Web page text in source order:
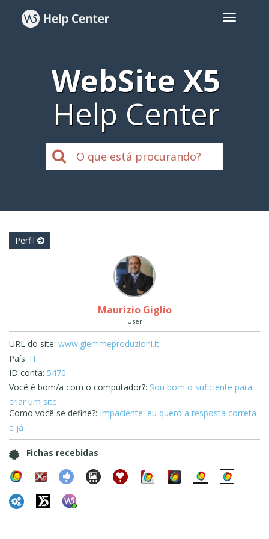
WebSite X5
Help Center
Perfil
Maurizio Giglio
User
URL do site: www.giemmeproduzioni.it
País: IT
ID conta: 5470
Você é bom/a com o computador?: Sou bom o suficiente para
criar um site
Como você se define?: Impaciente: eu quero a resposta correta
e já
Fichas recebidas